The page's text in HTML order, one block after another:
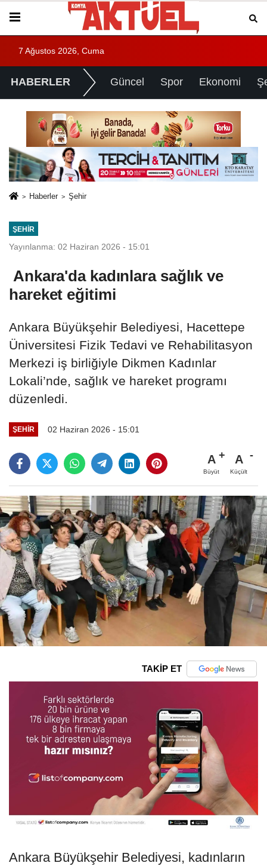
7 Ağustos 2026, Cuma
HABERLER Güncel Spor Ekonomi
Haberler Şehir
ŞEHIR
Yayınlanma: 02 Haziran 2026 - 15:01
Ankara'da kadınlara sağlık ve
hareket eğitimi
Ankara Büyükşehir Belediyesi, Hacettepe
Üniversitesi Fizik Tedavi ve Rehabilitasyon
Merkezi iş birliğiyle Dikmen Kadınlar
Lokali’nde, sağlık ve hareket programı
düzenledi.
ŞEHIR 02 Haziran 2026 - 15:01
A
Büyüt
A
Küçült
TAKİP ET
Ankara Büyükşehir Belediyesi, kadınların